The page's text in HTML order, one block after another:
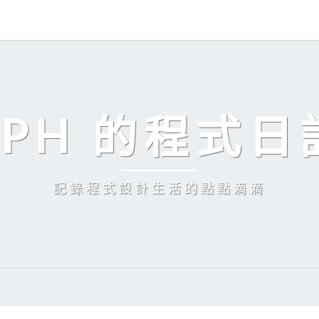
的程式日
記錄程式設計生活的點點滴滴